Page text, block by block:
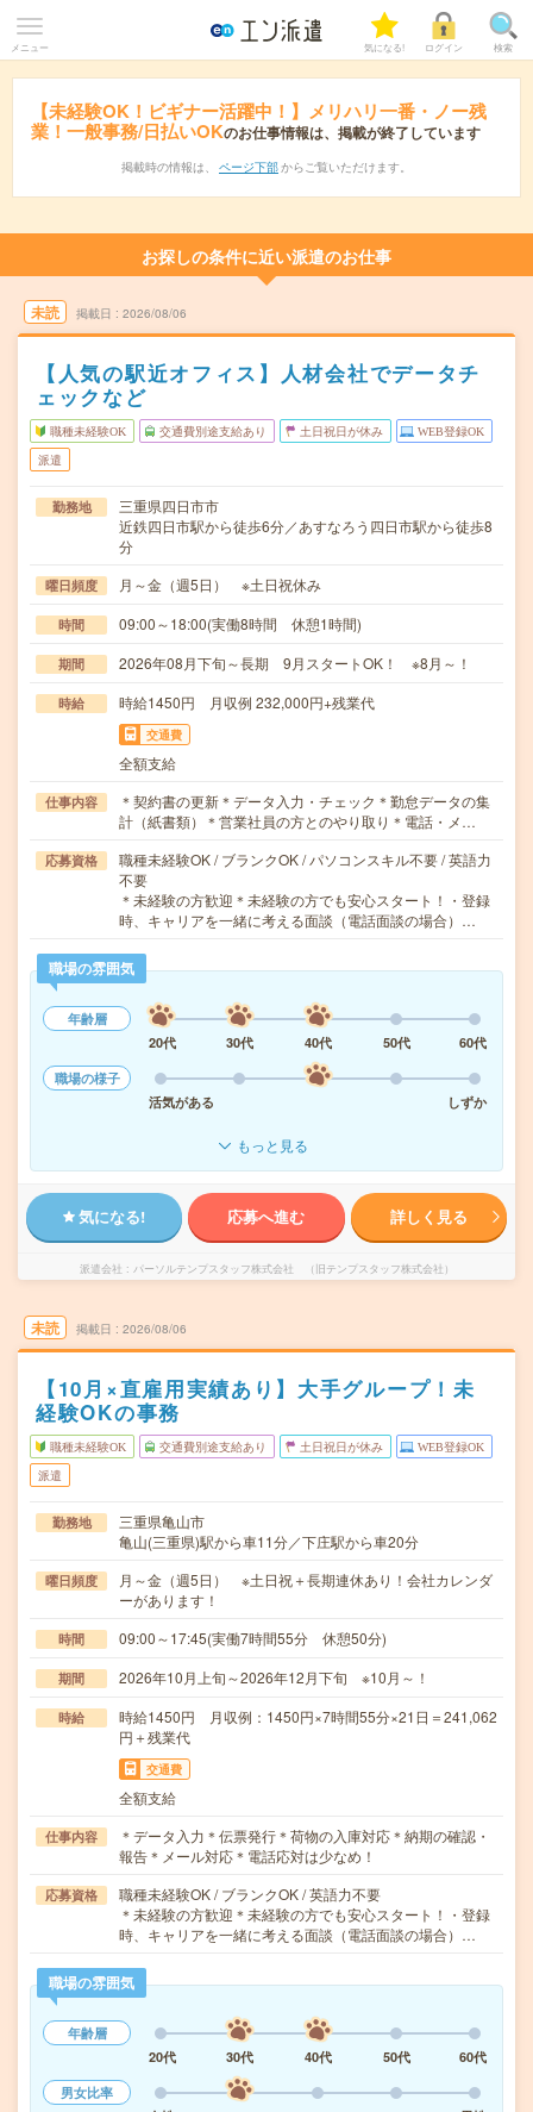
メニュー 気になる! ログイン 検索
【未経験OK！ビギナー活躍中！】メリハリ一番・ノー残
業！一般事務/日払いOKのお仕事情報は、掲載が終了しています
掲載時の情報は、 ページ下部 からご覧いただけます。
お探しの条件に近い派遣のお仕事
未読 掲載日 2026/08/06
【人気の駅近オフィス】人材会社でデータチ
ェックなど
職種未経験OK 交通費別途支給あり 土日祝日が休み WEB登録OK
派遣
勤務地
三重県四日市市
近鉄四日市駅から徒歩6分／あすなろう四日市駅から徒歩8
分
曜日頻度 月～金（週5日） ※土日祝休み
時間 09:00～18:00(実働8時間 休憩1時間)
期間 2026年08月下旬～長期 9月スタートOK！ ※8月～！
時給 時給1450円 月収例 232,000円+残業代
交通費
全額支給
仕事内容
＊契約書の更新＊データ入力・チェック＊勤怠データの集
計（紙書類）＊営業社員の方とのやり取り＊電話・メ…
応募資格
職種未経験OK / ブランクOK / パソコンスキル不要 / 英語力
不要
＊未経験の方歓迎＊未経験の方でも安心スタート！・登録
時、キャリアを一緒に考える面談（電話面談の場合）…
職場の雰囲気
年齢層
20代
30代 40代 50代
60代
職場の様子
活気がある
しずか
もっと見る
気になる! 応募へ進む 詳しく見る
派遣会社 パーソルテンプスタッフ株式会社 （旧テンプスタッフ株式会社）
未読 掲載日 2026/08/06
【10月×直雇用実績あり】大手グループ！未
経験OKの事務
職種未経験OK 交通費別途支給あり 土日祝日が休み WEB登録OK
派遣
勤務地
三重県亀山市
亀山(三重県)駅から車11分／下庄駅から車20分
曜日頻度
月～金（週5日） ※土日祝＋長期連休あり！会社カレンダ
ーがあります！
時間 09:00～17:45(実働7時間55分 休憩50分)
期間 2026年10月上旬～2026年12月下旬 ※10月～！
時給
時給1450円 月収例：1450円×7時間55分×21日＝241,062
円＋残業代
交通費
全額支給
仕事内容
＊データ入力＊伝票発行＊荷物の入庫対応＊納期の確認・
報告＊メール対応＊電話応対は少なめ！
応募資格
職種未経験OK / ブランクOK / 英語力不要
＊未経験の方歓迎＊未経験の方でも安心スタート！・登録
時、キャリアを一緒に考える面談（電話面談の場合）…
職場の雰囲気
年齢層
20代
30代 40代 50代
60代
男女比率